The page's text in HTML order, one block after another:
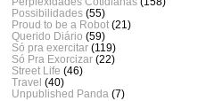
Possibilidades (55)
Proud to be a Robot (21)
Querido Diário (59)
Só pra exercitar (119)
Só Pra Exorcizar (22)
Street Life (46)
Travel (40)
Unpublished Panda (7)